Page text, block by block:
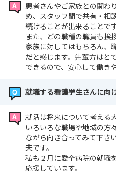
【病院見学会】 ：毎月
説明会・見学会ページをご
また、上記日時での参加が
す。
詳しくはお問い合わせくだ
患者さんやご家族との関わ
め、スタッフ間で共有・相
続けることが出来ることです
また、どの職種の職員も挨
家族に対してはもちろん、
だと感じます。先輩方はと
できるので、安心して働き
就職する看護学生さんに向
就活は将来について考える
いろいろな職場や地域の方
ながら向き合ってみて下さ
夫です。
私も２月に愛全病院の就職
応援しています。